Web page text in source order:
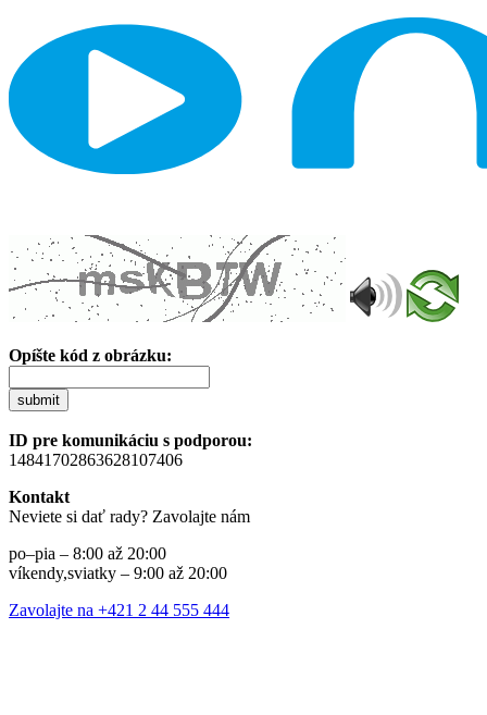
Opíšte kód z obrázku:
submit
ID pre komunikáciu s podporou:
14841702863628107406
Kontakt
Neviete si dať rady? Zavolajte nám
po–pia – 8:00 až 20:00
víkendy,sviatky – 9:00 až 20:00
Zavolajte na +421 2 44 555 444